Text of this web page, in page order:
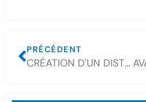
PRÉCÉDENT
CRÉATION D'UN DISTRIBUTEUR AU NIGERIA